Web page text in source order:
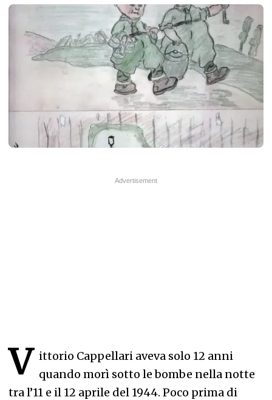
V ittorio Cappellari aveva solo 12 anni
quando morì sotto le bombe nella notte
tra l’11 e il 12 aprile del 1944. Poco prima di